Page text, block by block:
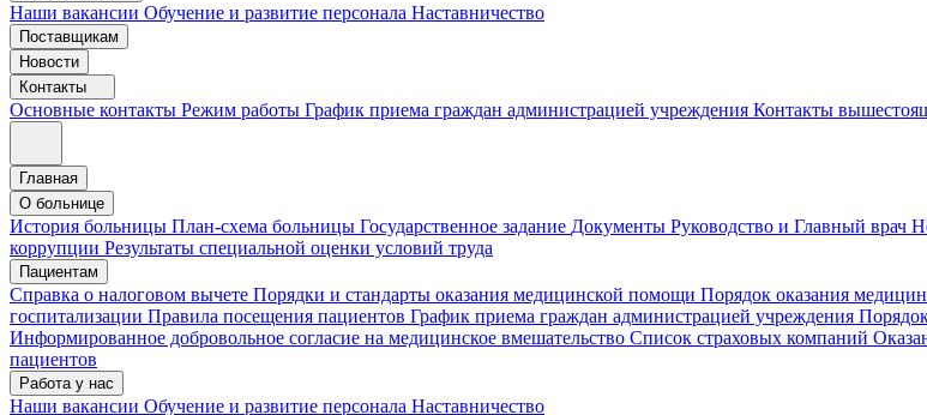
Наши вакансии Обучение и развитие персонала Наставничество
Поставщикам
Новости
Контакты
Основные контакты Режим работы График приема граждан администрацией учреждения Контакты
Главная
О больнице
История больницы План-схема больницы Государственное задание Документы Руководство и Главный врач
коррупции Результаты специальной оценки условий труда
Пациентам
Справка о налоговом вычете Порядки и стандарты оказания медицинской помощи Порядок оказания
госпитализации Правила посещения пациентов График приема граждан администрацией учреждения
Информированное добровольное согласие на медицинское вмешательство Список страховых компаний
пациентов
Работа у нас
Наши вакансии Обучение и развитие персонала Наставничество